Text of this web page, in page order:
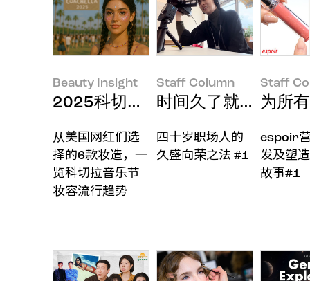
Beauty Insight
2025科切拉音乐节（Coachella）
从美国网红们选
择的6款妆造，一
览科切拉音乐节
妆容流行趋势
Staff Column
时间久了就能做好吗
四十岁职场人的
久盛向荣之法 #1
Staff
为所
espoir
发及塑
故事#1